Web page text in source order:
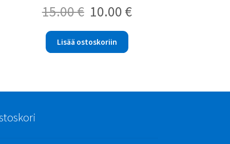
15.00€
Alkuperäinen
hinta
15.00 €.
10.00 €hinta
Lisää ostoskoriin